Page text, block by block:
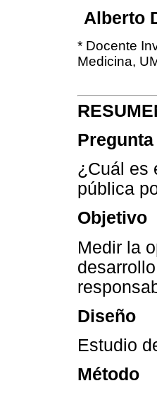
Alberto
* Docente
Medicina,
¿Cuál es
pública
Objetivo
Medir la
Diseño
Estudio
Método